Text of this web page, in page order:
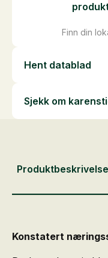
Finn din
Hent datablad
Sjekk om
Produktbeskrivelse
Konstatert